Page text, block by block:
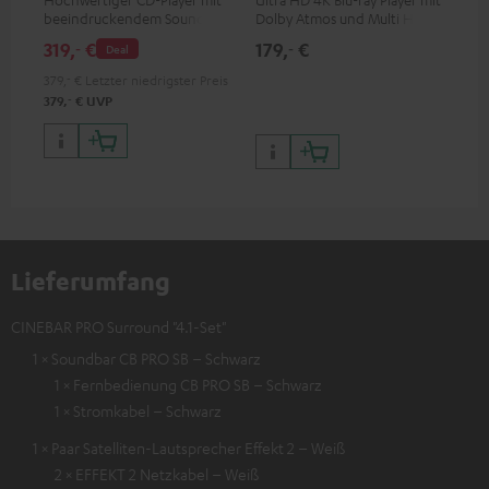
beeindruckendem Sound und
wertiger Verarbeitung
Deal
319,‐ €
379, ‐ € UVP
Dolby Atmos und Multi HDR-
HDR10+ für eine überragende
179,‐ €
Lieferumfang
CINEBAR PRO Surround "4.1-Set"
1 × Soundbar CB PRO SB – Schwarz
1 × Fernbedienung CB PRO SB – Schwarz
1 × Stromkabel – Schwarz
1 × Paar Satelliten-Lautsprecher Effekt 2 – Weiß
2 × EFFEKT 2 Netzkabel – Weiß